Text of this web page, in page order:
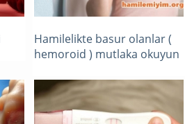
Hamilelikte basur olanlar (
hemoroid ) mutlaka okuyun